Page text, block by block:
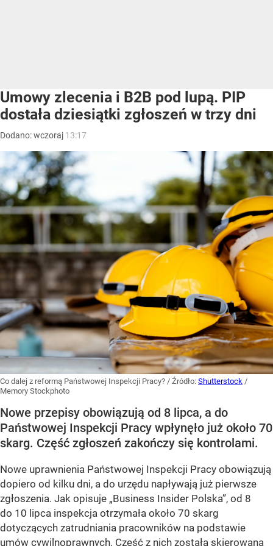
Umowy zlecenia i B2B pod lupą. PIP
dostała dziesiątki zgłoszeń w trzy dni
Dodano:wczoraj 13:17
Co dalej z reformą Państwowej Inspekcji Pracy? / Źródło: Shutterstock /
Memory Stockphoto
Nowe przepisy obowiązują od 8 lipca, a do
Państwowej Inspekcji Pracy wpłynęło już około 70
skarg. Część zgłoszeń zakończy się kontrolami.
Nowe uprawnienia Państwowej Inspekcji Pracy obowiązują
dopiero od kilku dni, a do urzędu napływają już pierwsze
zgłoszenia. Jak opisuje „Business Insider Polska”, od 8
do 10 lipca inspekcja otrzymała około 70 skarg
dotyczących zatrudniania pracowników na podstawie
umów cywilnoprawnych. Część z nich została skierowana